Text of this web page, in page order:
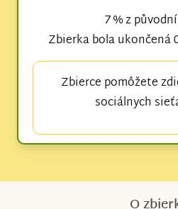
7 % z
Zbierka bola ukončená
Zbierce pomôžete
sociálnych